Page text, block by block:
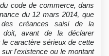
code de commerce, dans
du 12 mars 2014, que
créances saisi de la
doit, avant de la déclarer
caractère sérieux de cette
l'existence ou le montant